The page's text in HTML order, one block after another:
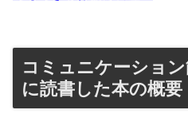
コミュニケーショ
に読書した本の概要